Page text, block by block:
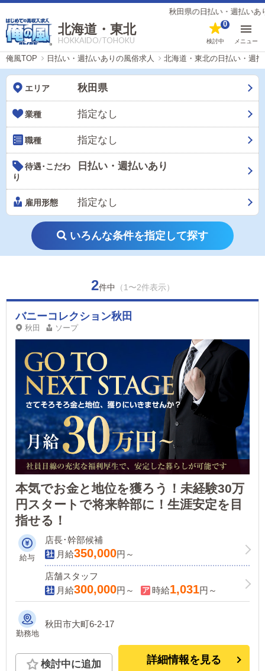
秋田県の日払い・週払いあり
北海道・東北
HOKKAIDO/TOHOKU 検討中
0
メニュー
俺風TOP 日払い・週払いありの風俗求人 北海道・東北の日払い・週
エリア 秋田県
業種 指定なし
職種 指定なし
待遇･こだわ
り
日払い・週払いあり
雇用形態 指定なし
いろんな条件を指定して探す
2件中 （1〜2件表示）
バニーコレクション秋田
秋田 ソープ
本気でお金と地位を獲ろう！未経験30万
円スタートで将来幹部に！生涯安定を目
指せる！
給与
店長･幹部候補
月給350,000円～
店舗スタッフ
月給300,000円～ 時給1,031円～
勤務地
秋田市大町6-2-17
検討中に追加 詳細情報を見る